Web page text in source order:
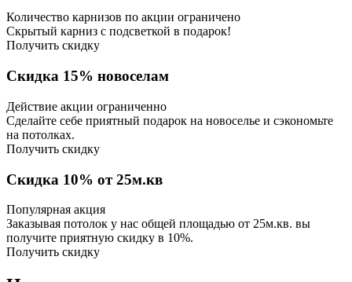
Количество карнизов по акции ограничено
Скрытый карниз с подсветкой в подарок!
Получить скидку
Скидка 15% новоселам
Действие акции ограниченно
Сделайте себе приятный подарок на новоселье и сэкономьте
на потолках.
Получить скидку
Скидка 10% от 25м.кв
Популярная акция
Заказывая потолок у нас общей площадью от 25м.кв. вы
получите приятную скидку в 10%.
Получить скидку